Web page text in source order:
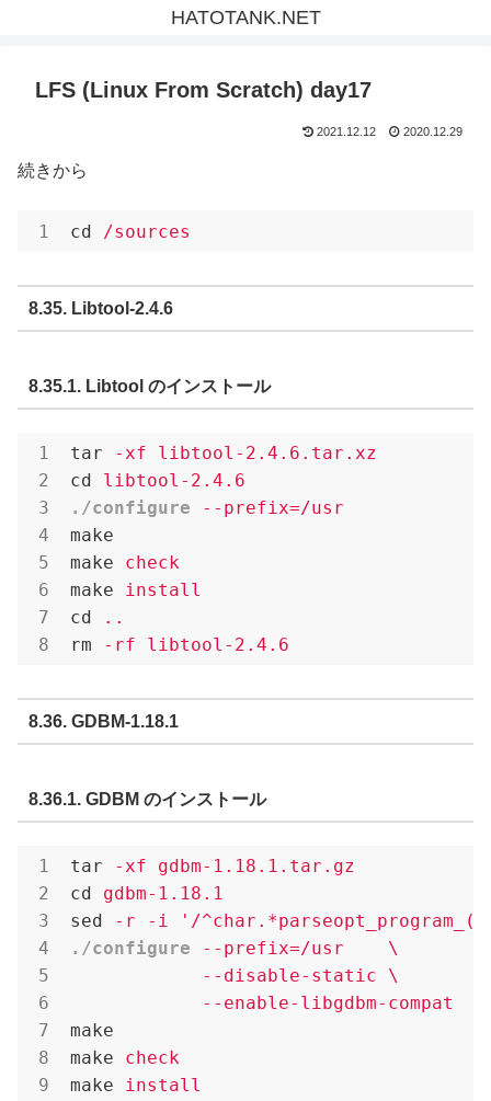
HATOTANK.NET
LFS (Linux From Scratch) day17
2021.12.12 2020.12.29
続きから
cd /sources
8.35. Libtool-2.4.6
8.35.1. Libtool のインストール
tar
-xf libtool-2.4.6.tar.xz
cd
libtool-2.4.6
./configure
--prefix=/usr
make
make
check
make
install
cd
..
rm
-rf libtool-2.4.6
8.36. GDBM-1.18.1
8.36.1. GDBM のインストール
tar
-xf gdbm-1.18.1.tar.gz
cd
gdbm-1.18.1
sed
-r -i '/
./configure
--prefix=/usr    \
            --disable-static \
            --enable-libgdbm-compat
make
make
check
make
install